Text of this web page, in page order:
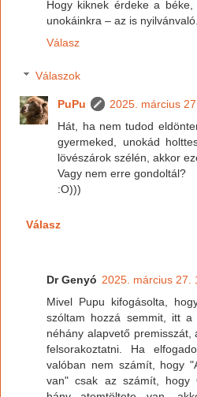
Hogy kiknek érdeke a
unokáinkra – az is
Válasz
Válaszok
PuPu
2025. március
Hát, ha nem tudod
gyermeked, unokád
lövészárok szélén, akkor
Vagy nem erre gondoltál?
:O)))
Válasz
Dr Genyó 2025. március 27.
Mivel Pupu kifogásolta,
szóltam hozzá semmit, itt
néhány alapvető
felsorakoztatni. Ha
valóban nem számít, hogy
van" csak az számít, hogy